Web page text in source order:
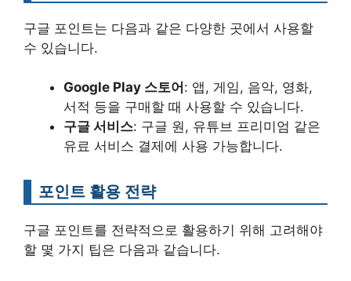
구글 포인트는 다음과 같은 다양한 곳에서 사용할
수 있습니다.
Google Play 스토어 : 앱, 게임, 음악, 영화,
서적 등을 구매할 때 사용할 수 있습니다.
구글 서비스: 구글 원, 유튜브 프리미엄 같은
유료 서비스 결제에 사용 가능합니다.
포인트 활용 전략
구글 포인트를 전략적으로 활용하기 위해 고려해야
할 몇 가지 팁은 다음과 같습니다.